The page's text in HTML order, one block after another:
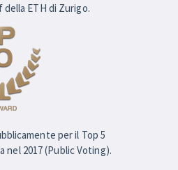
ETH di Zurigo.
per il Top 5
2017 (Public Voting).